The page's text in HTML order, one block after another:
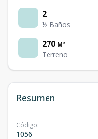
2
½ Baños
270 M²
Terreno
Resumen
Código:
1056